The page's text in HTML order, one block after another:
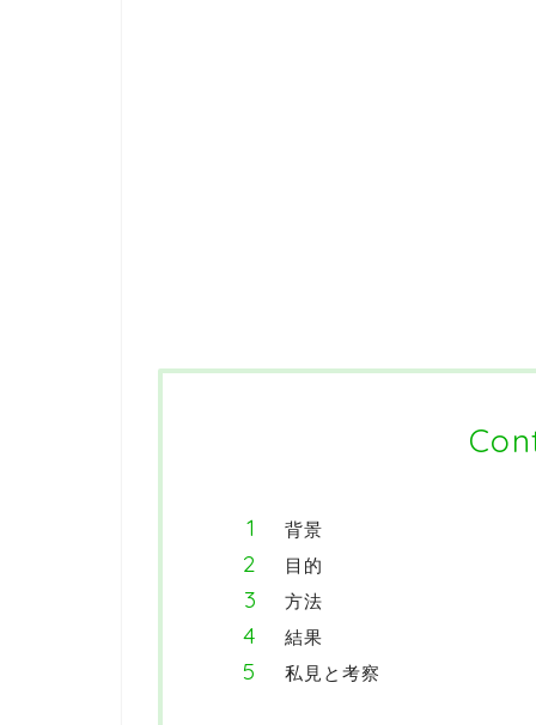
背景
目的
方法
結果
私見と考察